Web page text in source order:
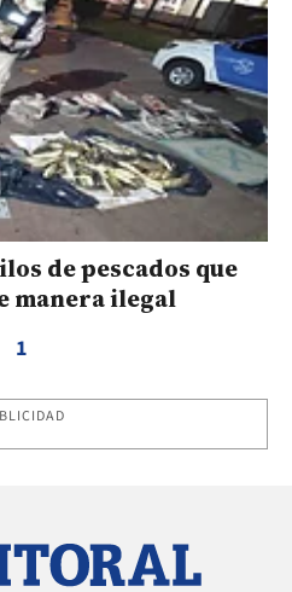
de pescados que
manera ilegal
1